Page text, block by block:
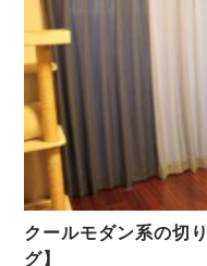
クールモダン系の切
グ】